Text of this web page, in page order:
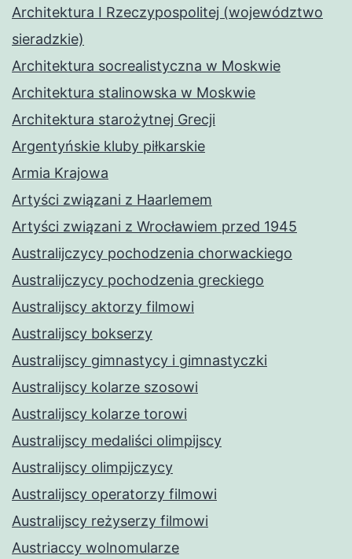
Architektura I Rzeczypospolitej (województwo
sieradzkie)
Architektura socrealistyczna w Moskwie
Architektura stalinowska w Moskwie
Architektura starożytnej Grecji
Argentyńskie kluby piłkarskie
Armia Krajowa
Artyści związani z Haarlemem
Artyści związani z Wrocławiem przed 1945
Australijczycy pochodzenia chorwackiego
Australijczycy pochodzenia greckiego
Australijscy aktorzy filmowi
Australijscy bokserzy
Australijscy gimnastycy i gimnastyczki
Australijscy kolarze szosowi
Australijscy kolarze torowi
Australijscy medaliści olimpijscy
Australijscy olimpijczycy
Australijscy operatorzy filmowi
Australijscy reżyserzy filmowi
Austriaccy wolnomularze